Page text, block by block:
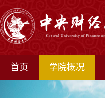
首页 学院概况